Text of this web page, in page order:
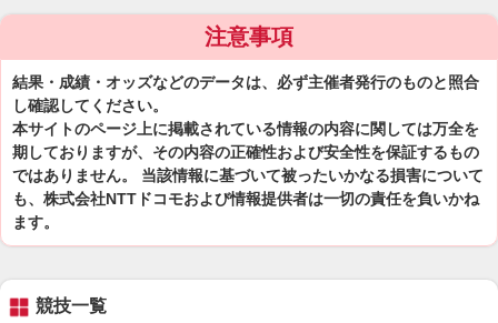
注意事項
結果・成績・オッズなどのデータは、必ず主催者発行のものと照合
し確認してください。
本サイトのページ上に掲載されている情報の内容に関しては万全を
期しておりますが、その内容の正確性および安全性を保証するもの
ではありません。 当該情報に基づいて被ったいかなる損害について
も、株式会社NTTドコモおよび情報提供者は一切の責任を負いかね
ます。
競技一覧